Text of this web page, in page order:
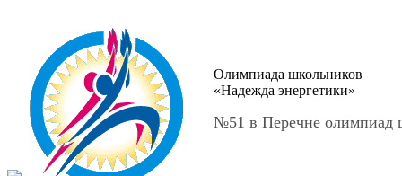
Олимпиада школьников
«Надежда энергетики»
№51 в Перечне олимпиад